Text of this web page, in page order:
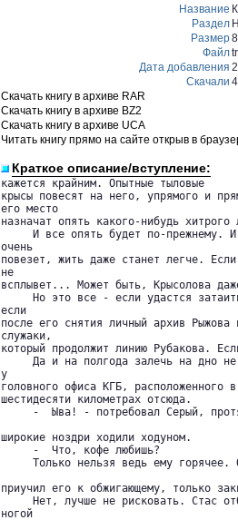
Название
Раздел
Размер
Файл
Дата добавления
Скачали
Скачать книгу в архиве RAR
Скачать книгу в архиве BZ2
Скачать книгу в архиве UCA
Читать книгу прямо на сайте открыв в
Краткое описание/вступление:
кажется крайним. Опытные тыловые
крысы повесят на него, упрямого и
его место
назначат опять какого-нибудь
И все опять будет по-прежнему.
очень
повезет, жить даже станет легче.
не
всплывет... Может быть, Крысолова
Но это все - если удастся
если
после его снятия личный архив
служаки,
который продолжит линию Рубакова.
Да и на полгода залечь на дно
у
головного офиса КГБ, расположенного
шестидесяти километрах отсюда.
-  Ыва! - потребовал Серый,
широкие ноздри ходили ходуном.
     -  Что, кофе любишь?
Только нельзя ведь ему горячее.
приучил его к обжигающему, только
Нет, лучше не рисковать. Стас
ногой